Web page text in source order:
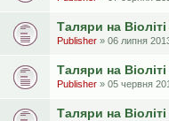
Таляри на
Publisher » 06 липня
Таляри на
Publisher » 05 червня
Таляри на